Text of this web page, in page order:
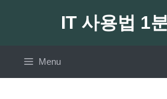
IT 사용법 1
Menu